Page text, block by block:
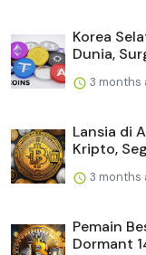
Korea
Dunia,
3 months
Lansia di
Kripto,
3 months
Pemain
Dormant